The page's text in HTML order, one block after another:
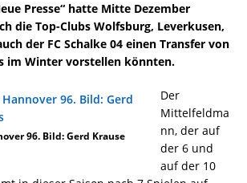
Presse“ hatte Mitte Dezember
die Top-Clubs Wolfsburg, Leverkusen,
der FC Schalke 04 einen Transfer von
im Winter vorstellen könnten.
96. Bild: Gerd Krause
Der
Mittelfeldma
nn, der auf
der 6 und
auf der 10